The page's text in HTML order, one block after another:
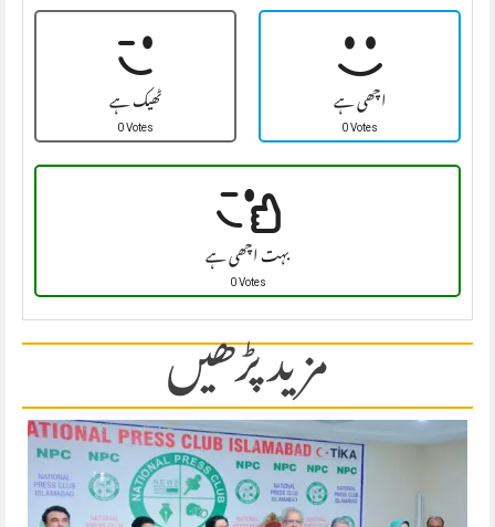
ٹھیک ہے
0 Votes اچھی ہے
0 Votes
بہت اچھی ہے
0 Votes
مزید پڑھیں